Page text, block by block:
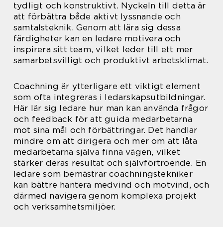
tydligt och konstruktivt. Nyckeln till detta är
att förbättra både aktivt lyssnande och
samtalsteknik. Genom att lära sig dessa
färdigheter kan en ledare motivera och
inspirera sitt team, vilket leder till ett mer
samarbetsvilligt och produktivt arbetsklimat.
Coachning är ytterligare ett viktigt element
som ofta integreras i ledarskapsutbildningar.
Här lär sig ledare hur man kan använda frågor
och feedback för att guida medarbetarna
mot sina mål och förbättringar. Det handlar
mindre om att dirigera och mer om att låta
medarbetarna själva finna vägen, vilket
stärker deras resultat och självförtroende. En
ledare som bemästrar coachningstekniker
kan bättre hantera medvind och motvind, och
därmed navigera genom komplexa projekt
och verksamhetsmiljöer.